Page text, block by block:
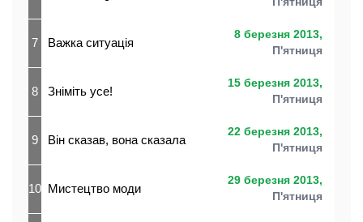
7 Важка ситуація
8 березня 2013,
П'ятниця
8 Зніміть усе!
15 березня 2013,
П'ятниця
9 Він сказав, вона сказала
22 березня 2013,
П'ятниця
10 Мистецтво моди
29 березня 2013,
П'ятниця